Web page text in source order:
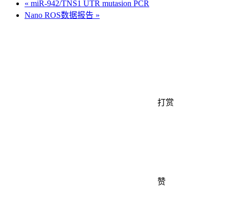
« miR-942/TNS1 UTR mutasion PCR
Nano ROS数据报告 »
打赏
赞